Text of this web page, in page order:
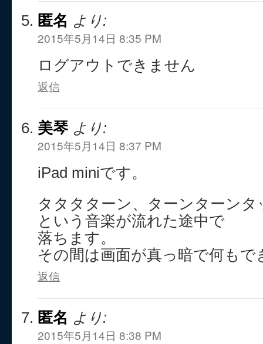
匿名 より:
2015年5月14日 8:35 PM
ログアウトできません
返信
美琴 より:
2015年5月14日 8:37 PM
iPad miniです。
タタタターン、ターンターン
という音楽が流れた途中で
落ちます。
その間は画面が真っ暗で何もで
返信
匿名 より:
2015年5月14日 8:38 PM